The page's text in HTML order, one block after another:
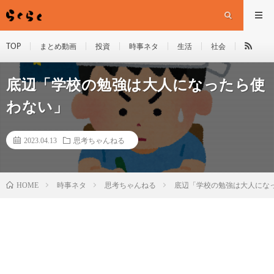
TOP まとめ動画 投資 時事ネタ 生活 社会
底辺「学校の勉強は大人になったら使
わない」
2023.04.13 思考ちゃんねる
HOME 時事ネタ 思考ちゃんねる 底辺「学校の勉強は大人にな